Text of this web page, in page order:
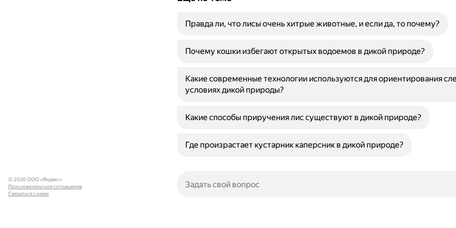
Правда ли, что лисы очень хитрые животные, и если да, то почему?
Почему кошки избегают открытых водоемов в дикой природе?
Какие современные технологии используются для ориентирования
условиях дикой природы?
Какие способы приручения лис существуют в дикой природе?
Где произрастает кустарник каперсник в дикой природе?
© 2026 ООО «Яндекс»
Пользовательское соглашение
Связаться с нами